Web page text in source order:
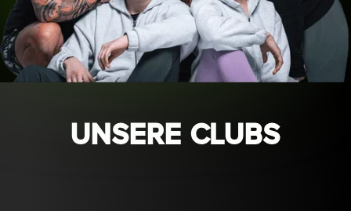
UNSERE CLUBS